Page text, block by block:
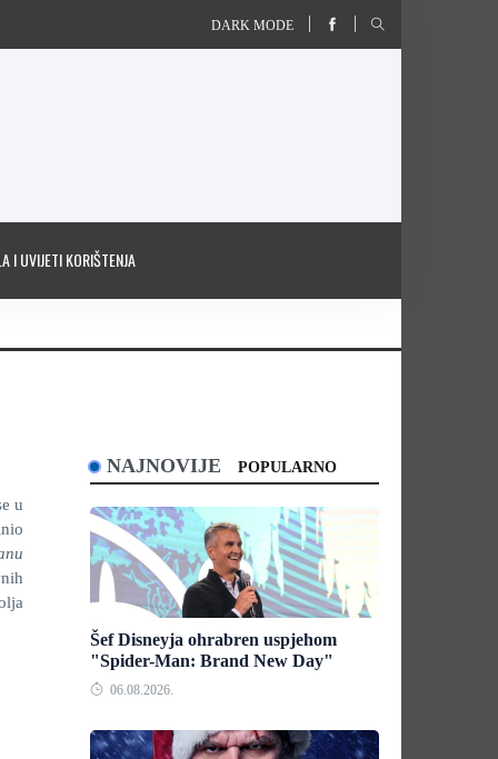
DARK MODE
I UVIJETI KORIŠTENJA
u
NAJNOVIJE POPULARNO
Šef Disneyja ohrabren uspjehom
"Spider-Man: Brand New Day"
06.08.2026.